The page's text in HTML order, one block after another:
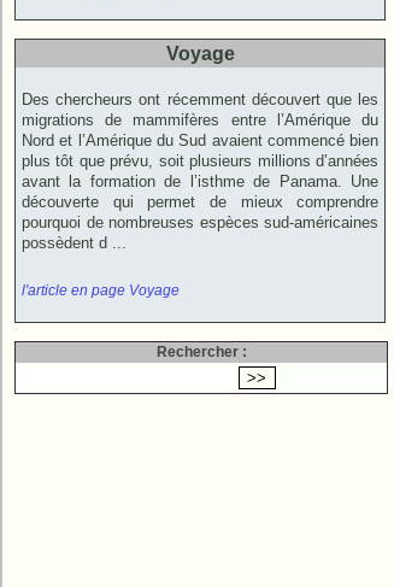
Voyage
Des chercheurs ont récemment découvert que les
migrations de mammifères entre l’Amérique du
Nord et l’Amérique du Sud avaient commencé bien
plus tôt que prévu, soit plusieurs millions d’années
avant la formation de l’isthme de Panama. Une
découverte qui permet de mieux comprendre
pourquoi de nombreuses espèces sud-américaines
possèdent d ...
l'article en page Voyage
Rechercher :